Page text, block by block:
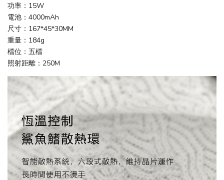
功率：15W
電池：4000mAh
尺寸：167*45*30MM
重量：184g
檔位：五檔
照射距離：250M